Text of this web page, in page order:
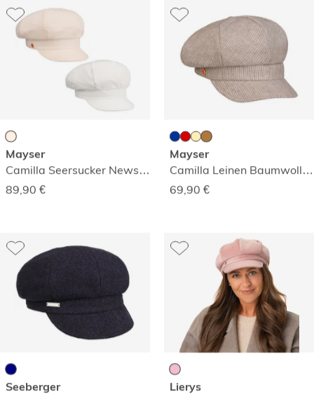
Mayser
Camilla Seersucker Newsboy Wendemütze
89,90 €
Mayser
Camilla Leinen Baumwolle Neswboy-Mütze
69,90 €
Seeberger Lierys